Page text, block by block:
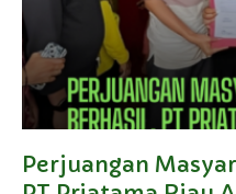
Perjuangan